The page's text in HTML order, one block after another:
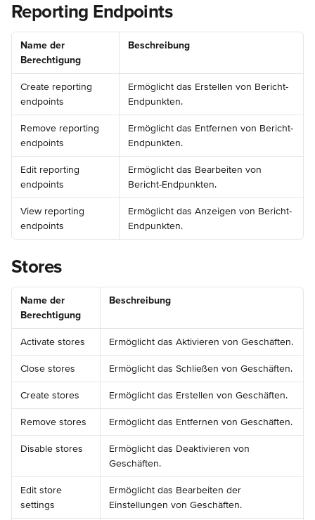
Reporting Endpoints
Name der
Berechtigung
Beschreibung
Create reporting
endpoints
Ermöglicht das Erstellen von Bericht-
Endpunkten.
Remove reporting
endpoints
Ermöglicht das Entfernen von Bericht-
Endpunkten.
Edit reporting
endpoints
Ermöglicht das Bearbeiten von
Bericht-Endpunkten.
View reporting
endpoints
Ermöglicht das Anzeigen von Bericht-
Endpunkten.
Stores
Name der
Berechtigung
Beschreibung
Activate stores Ermöglicht das Aktivieren von Geschäften.
Close stores Ermöglicht das Schließen von Geschäften.
Create stores Ermöglicht das Erstellen von Geschäften.
Remove stores Ermöglicht das Entfernen von Geschäften.
Disable stores
Ermöglicht das Deaktivieren von
Geschäften.
Edit store
settings
Ermöglicht das Bearbeiten der
Einstellungen von Geschäften.